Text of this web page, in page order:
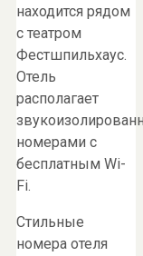
находится рядом
с театром
Фестшпильхаус.
Отель
располагает
номерами с
бесплатным Wi-
Fi.
Стильные
номера отеля